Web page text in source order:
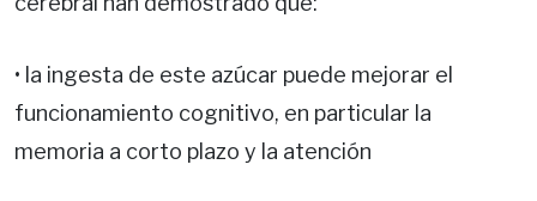
• la ingesta de este azúcar puede mejorar el
funcionamiento cognitivo, en particular la
memoria a corto plazo y la atención